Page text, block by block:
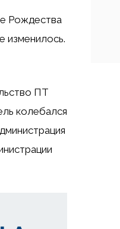
Рождества
изменилось.
ПТ
колебался